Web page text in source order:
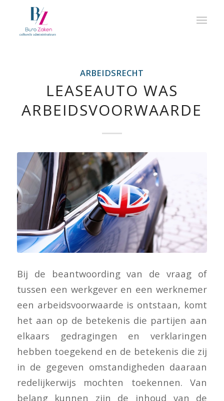
ARBEIDSRECHT
LEASEAUTO WAS
ARBEIDSVOORWAARDE
Bij de beantwoording van de vraag of
tussen een werkgever en een werknemer
een arbeidsvoorwaarde is ontstaan, komt
het aan op de betekenis die partijen aan
elkaars gedragingen en verklaringen
hebben toegekend en de betekenis die zij
in de gegeven omstandigheden daaraan
redelijkerwijs mochten toekennen. Van
belang kunnen zijn de inhoud van de